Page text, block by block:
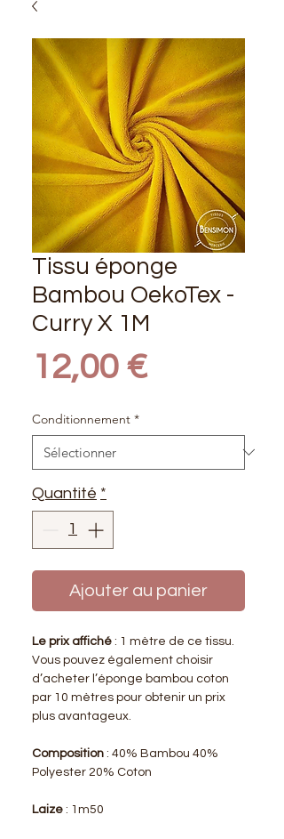
Tissu éponge
Bambou OekoTex -
Curry X 1M
12,00 €Prix
Conditionnement *
Quantité *
Ajouter au panier
Le prix affiché : 1 mètre de ce tissu.
Vous pouvez également choisir
d’acheter l’éponge bambou coton
par 10 mètres pour obtenir un prix
plus avantageux.
Composition : 40% Bambou 40%
Polyester 20% Coton
Laize : 1m50